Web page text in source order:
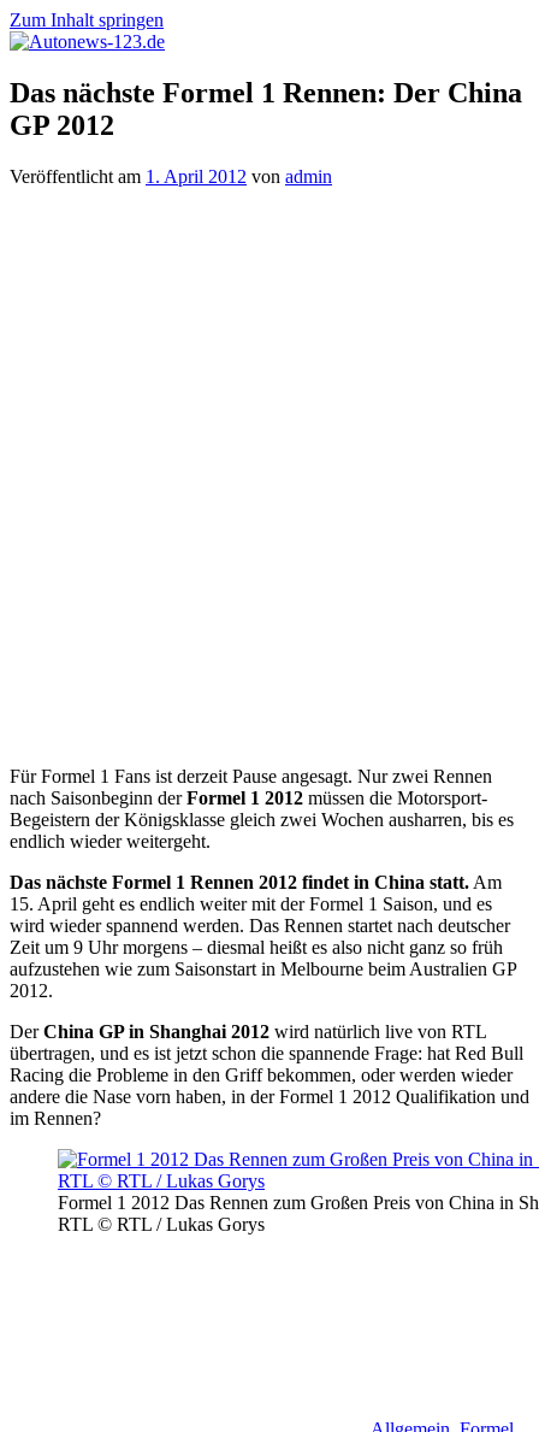
Zum Inhalt springen
Autonews-
123.de
Autonews
mit
Charme
Das nächste Formel 1 Rennen: Der China
GP 2012
Veröffentlicht am 1. April 2012 von admin
Für Formel 1 Fans ist derzeit Pause angesagt. Nur zwei Rennen
nach Saisonbeginn derFormel 1 2012 müssen die Motorsport-
Begeistern der Königsklasse gleich zwei Wochen ausharren, bis es
endlich wieder weitergeht.
Das nächste Formel 1 Rennen 2012 findet in China statt. Am
15. April geht es endlich weiter mit der Formel 1 Saison, und es
wird wieder spannend werden. Das Rennen startet nach deutscher
Zeit um 9 Uhr morgens – diesmal heißt es also nicht ganz so früh
aufzustehen wie zum Saisonstart in Melbourne beim Australien GP
2012.
DerChina GP in Shanghai 2012 wird natürlich live von RTL
übertragen, und es ist jetzt schon die spannende Frage: hat Red Bull
Racing die Probleme in den Griff bekommen, oder werden wieder
andere die Nase vorn haben, in der Formel 1 2012 Qualifikation und
im Rennen?
Formel 1 2012 Das Rennen zum Großen Preis von China in
RTL © RTL / Lukas Gorys